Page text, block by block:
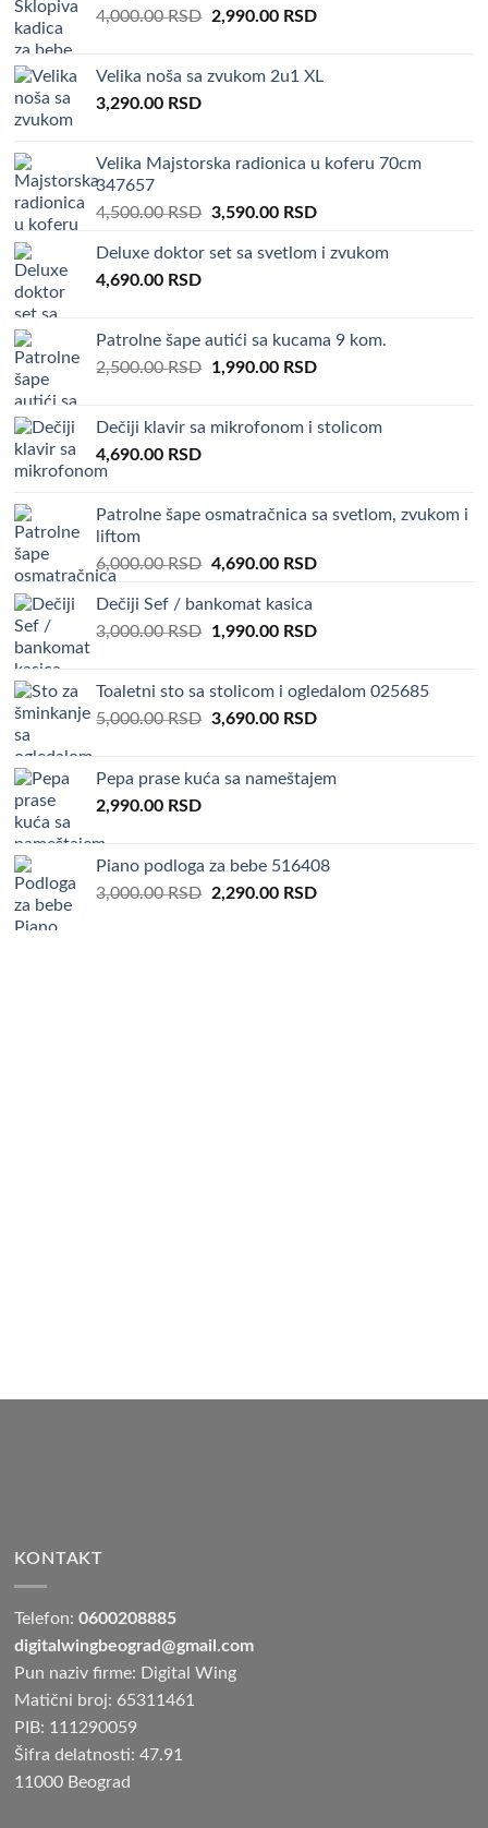
4,000.00RSD Original
4,000.00 RSD.
2,990.00 RSDCurrent
2,990.00 RSD.
Velika noša sa zvukom 2u1 XL
3,290.00 RSD
Velika Majstorska radionica u koferu 70cm
347657
4,500.00RSD Original
was:
3,590.00 RSDCurrent
is:
Deluxe doktor set sa svetlom i zvukom
4,690.00 RSD
Patrolne šape autići sa kucama 9 kom.
2,500.00RSD Original
2,500.00 RSD.
1,990.00 RSDCurrent
1,990.00 RSD.
Dečiji klavir sa mikrofonom i stolicom
4,690.00 RSD
Patrolne šape osmatračnica sa svetlom, zvukom i
liftom
6,000.00RSD Original
was:
6,000.00 RSD.
4,690.00 RSDCurrent
4,690.00 RSD.
Dečiji Sef / bankomat kasica
3,000.00RSD Original
3,000.00 RSD.
1,990.00 RSDCurrent
1,990.00 RSD.
Toaletni sto sa stolicom i ogledalom 025685
5,000.00RSD Original
5,000.00 RSD.
3,690.00 RSDCurrent
3,690.00 RSD.
Pepa prase kuća sa nameštajem
2,990.00 RSD
Piano podloga za bebe 516408
3,000.00RSD Original
2,290.00 RSDCurrent
KONTAKT
Telefon:0600208885
digitalwingbeograd@gmail.com
Pun naziv firme: Digital Wing
Matični broj: 65311461
PIB: 111290059
Šifra delatnosti: 47.91
11000 Beograd